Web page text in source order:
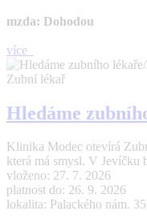
mzda: Dohodou
více
Zubní lékař
Hledáme
Klinika Modec otevírá
která má smysl. V Jevíčku
vloženo: 27. 7. 2026
platnost do: 26. 9. 2026
lokalita: Palackého nám.